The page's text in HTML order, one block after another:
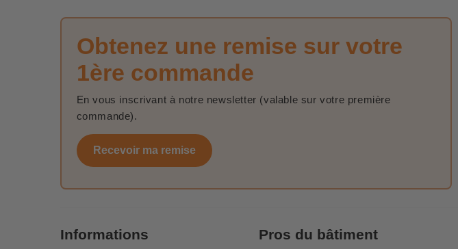
Obtenez une remise sur votre
1ère commande
En vous inscrivant à notre newsletter (valable sur votre première
commande).
Recevoir ma remise
Informations Pros du bâtiment